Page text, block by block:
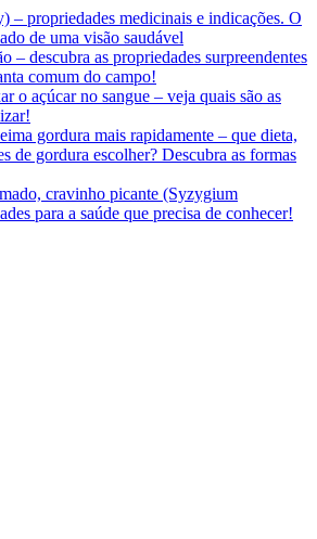
– propriedades medicinais e indicações. O
de uma visão saudável
– descubra as propriedades surpreendentes
comum do campo!
o açúcar no sangue – veja quais são as
gordura mais rapidamente – que dieta,
de gordura escolher? Descubra as formas
cravinho picante (Syzygium
para a saúde que precisa de conhecer!